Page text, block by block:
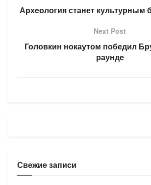
Археология станет
Next Post
Головкин нокаутом победил
раунде
Свежие записи